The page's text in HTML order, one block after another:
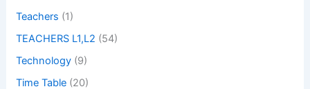
Teachers (1)
TEACHERS L1,L2 (54)
Technology (9)
Time Table (20)